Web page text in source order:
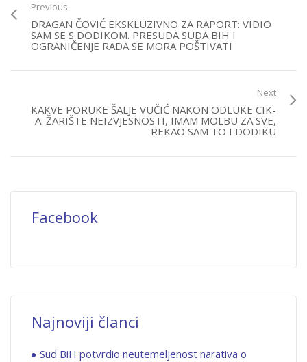
Previous
DRAGAN ČOVIĆ EKSKLUZIVNO ZA RAPORT: VIDIO
SAM SE S DODIKOM. PRESUDA SUDA BIH I
OGRANIČENJE RADA SE MORA POŠTIVATI
Next
KAKVE PORUKE ŠALJE VUČIĆ NAKON ODLUKE CIK-
A: ŽARIŠTE NEIZVJESNOSTI, IMAM MOLBU ZA SVE,
REKAO SAM TO I DODIKU
Facebook
Najnoviji članci
Sud BiH potvrdio neutemeljenost narativa o